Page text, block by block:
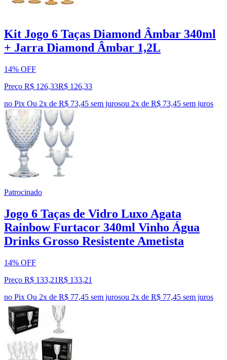
Kit Jogo 6 Taças Diamond Âmbar 340ml
+ Jarra Diamond Âmbar 1,2L
14% OFF
Preço R$ 126,33R$ 126,33
no Pix Ou 2x de R$ 73,45 sem jurosou 2x de R$ 73,45 sem juros
Patrocinado
Jogo 6 Taças de Vidro Luxo Agata
Rainbow Furtacor 340ml Vinho Água
Drinks Grosso Resistente Ametista
14% OFF
Preço R$ 133,21R$ 133,21
no Pix Ou 2x de R$ 77,45 sem jurosou 2x de R$ 77,45 sem juros